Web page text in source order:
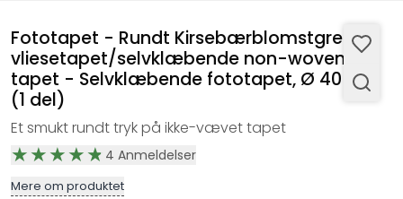
Fototapet - Rundt Kirsebærblomstgren -
vliesetapet/selvklæbende non-woven
tapet - Selvklæbende fototapet, Ø 40 cm
(1 del)
Et smukt rundt tryk på ikke-vævet tapet
4 Anmeldelser
Mere om produktet